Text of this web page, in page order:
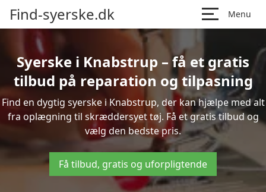
Find-syerske.dk Menu
Syerske i Knabstrup – få et gratis
tilbud på reparation og tilpasning
Find en dygtig syerske i Knabstrup, der kan hjælpe med alt
fra oplægning til skræddersyet tøj. Få et gratis tilbud og
vælg den bedste pris.
Få tilbud, gratis og uforpligtende